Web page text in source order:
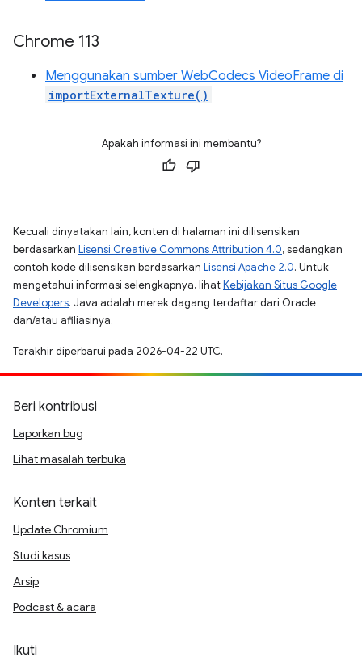
Chrome 113
Menggunakan sumber WebCodecs VideoFrame di
importExternalTexture()
Apakah informasi ini membantu?
Kecuali dinyatakan lain, konten di halaman ini dilisensikan
berdasarkan Lisensi Creative Commons Attribution 4.0, sedangkan
contoh kode dilisensikan berdasarkan Lisensi Apache 2.0. Untuk
mengetahui informasi selengkapnya, lihatKebijakan Situs Google
Developers. Java adalah merek dagang terdaftar dari Oracle
dan/atau afiliasinya.
Terakhir diperbarui pada 2026-04-22 UTC.
Beri kontribusi
Laporkan bug
Lihat masalah terbuka
Konten terkait
Update Chromium
Studi kasus
Arsip
Podcast & acara
Ikuti